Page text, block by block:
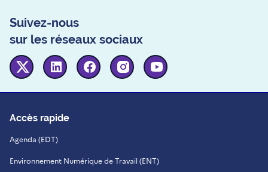
Suivez-nous
sur les réseaux sociaux
Twitter Linkedin FacebookInstagram
Accès rapide
Agenda (EDT)
Environnement Numérique de Travail (ENT)